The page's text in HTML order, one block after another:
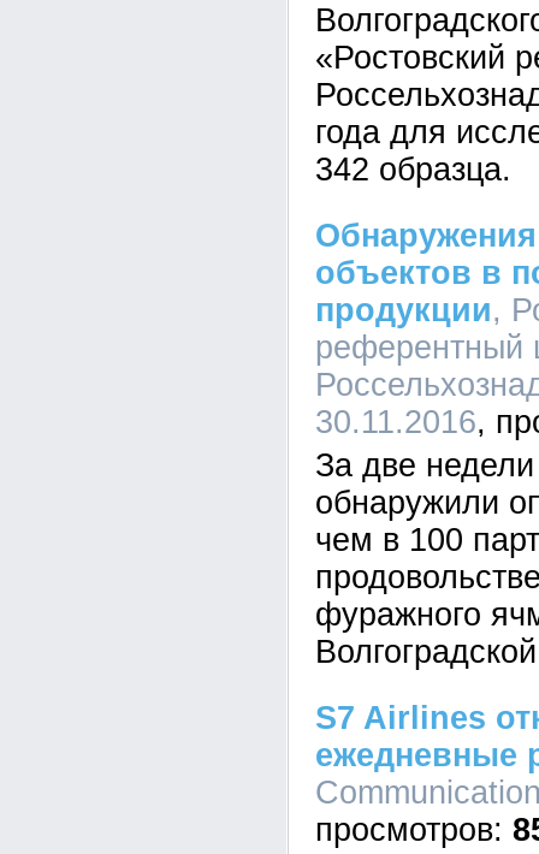
«Ростовский
года для
342 образца.
объектов в
продукции,
референтный
30.11.2016
За две
обнаружили
чем в 100
фуражного
S7 Airlines
ежедневные